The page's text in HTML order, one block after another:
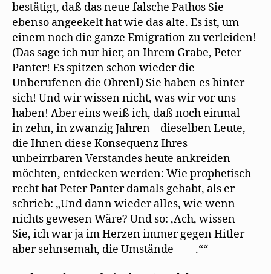
bestätigt, daß das neue falsche Pathos Sie
ebenso angeekelt hat wie das alte. Es ist, um
einem noch die ganze Emigration zu verleiden!
(Das sage ich nur hier, an Ihrem Grabe, Peter
Panter! Es spitzen schon wieder die
Unberufenen die Ohrenl) Sie haben es hinter
sich! Und wir wissen nicht, was wir vor uns
haben! Aber eins weiß ich, daß noch einmal –
in zehn, in zwanzig Jahren – dieselben Leute,
die Ihnen diese Konsequenz Ihres
unbeirrbaren Verstandes heute ankreiden
möchten, entdecken werden: Wie prophetisch
recht hat Peter Panter damals gehabt, als er
schrieb: „Und dann wieder alles, wie wenn
nichts gewesen Wäre? Und so: ,Ach, wissen
Sie, ich war ja im Herzen immer gegen Hitler –
aber sehnsemah, die Umstände – – -.““